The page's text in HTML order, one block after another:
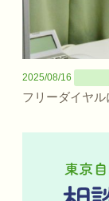
2025/08/16
フリーダイヤ